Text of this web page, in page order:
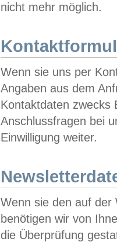
nicht mehr möglich.
Wenn sie uns per
Angaben aus dem
Kontaktdaten zwecks
Anschlussfragen bei
Einwilligung weiter.
Wenn sie den auf der
benötigen wir von
die Überprüfung